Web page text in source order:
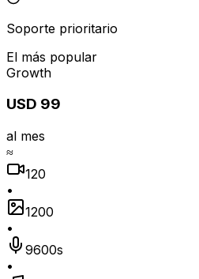
Soporte prioritario
El más popular
Growth
USD 99
al mes
≈
120
•
1200
•
9600s
•